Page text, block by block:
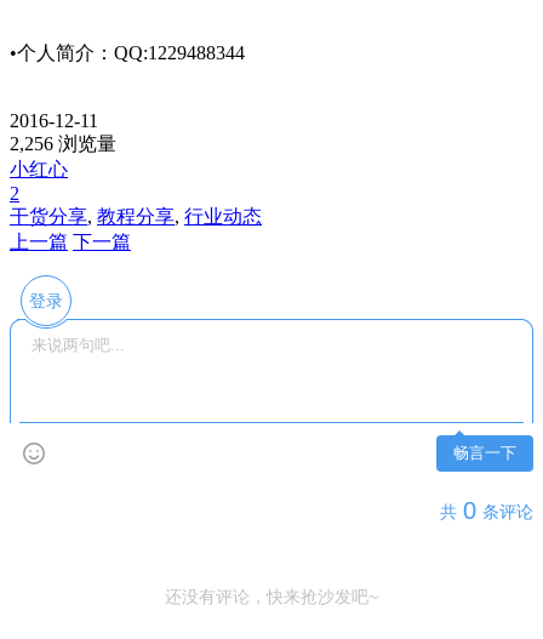
•个人简介：QQ:1229488344
2016-12-11
2,256 浏览量
小红心
2
干货分享, 教程分享, 行业动态
上一篇 下一篇
登录
畅言一下
共 0 条评论
还没有评论，快来抢沙发吧~